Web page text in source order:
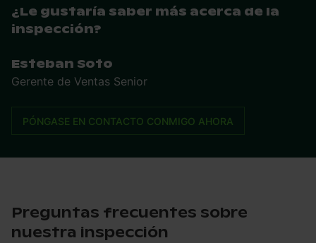
¿Le gustaría saber más acerca de la
inspección?
Esteban Soto
Gerente de Ventas Senior
PÓNGASE EN CONTACTO CONMIGO AHORA
Preguntas frecuentes sobre
nuestra inspección